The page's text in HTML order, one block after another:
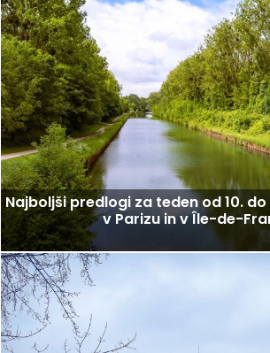
Najboljši predlogi za teden od 10.
v Parizu in v Île-de-